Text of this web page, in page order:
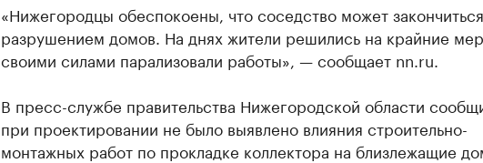
«Нижегородцы обеспокоены, что соседство может закончиться
разрушением домов. На днях жители решились на крайние
своими силами парализовали работы», — сообщает nn.ru.
В пресс-службе правительства Нижегородской области
при проектировании не было выявлено влияния строительно-
монтажных работ по прокладке коллектора на близлежащие